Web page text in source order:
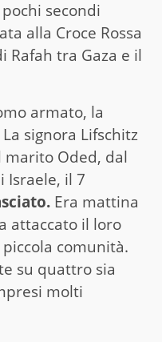
secondi
alla Croce Rossa
Rafah tra Gaza e il
armato, la
signora Lifschitz
marito Oded, dal
Israele, il 7
Era mattina
attaccato il loro
comunità.
su quattro sia
molti